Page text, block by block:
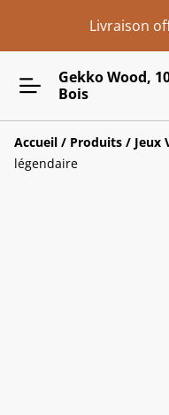
Livraison
Gekko Wood,
Bois
Accueil / Produits / Jeux
légendaire